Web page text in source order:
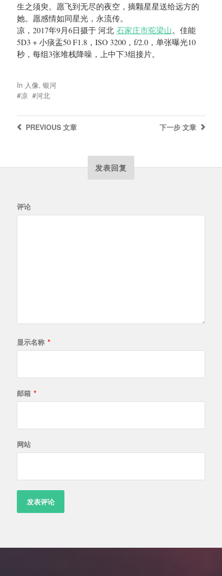
生之须臾。愿飞到无尽的夜空，摘颗星星送给远方的
她。愿感情如同星光，永流传。
凉，2017年9月6日摄于 河北 石家庄市驼梁山。佳能
5D3 + 小痰盂50 F1.8，ISO 3200，f/2.0，单张曝光10
秒，每组3张堆栈降噪，上中下3组接片。
In 人像, 银河
凉
河北
下一步 文章
PREVIOUS文章
发表回复
评论
显示名称 *
邮箱 *
网站